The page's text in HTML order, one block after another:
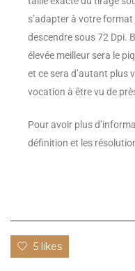
s’adapter à votre
descendre sous 72 Dpi.
élevée meilleur sera le
et ce sera d’autant plus
vocation à être vu de
Pour avoir plus
définition et les
5 likes